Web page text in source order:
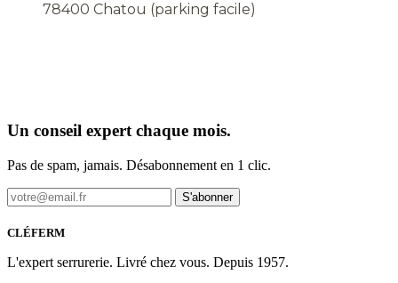
78400 Chatou (parking facile)
Un conseil expert chaque mois.
Pas de spam, jamais. Désabonnement en 1 clic.
S'abonner
CLÉFERM
L'expert serrurerie. Livré chez vous. Depuis 1957.